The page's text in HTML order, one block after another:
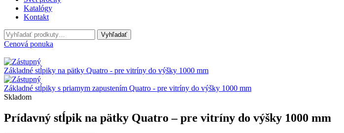
Katalógy
Kontakt
Hľadať:
Vyhľadať
Cenová ponuka
Základné stĺpiky na pätky Quatro - pre vitríny do výšky 1000 mm
Základné stĺpiky s priamym zapustením Quatro - pre vitríny do výšky 1000 mm
Skladom
Prídavný stĺpik na pätky Quatro – pre vitríny do výšky 1000 mm